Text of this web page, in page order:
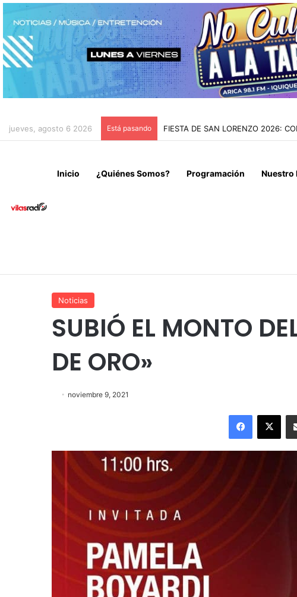
jueves, agosto 6 2026 Está pasando LAVÍN LEÓN DEJA CAPITÁN YÁBER:
Inicio ¿Quiénes Somos? Programación Nuestro
Noticias
SUBIÓ EL MONTO
DE ORO»
noviembre 9, 2021
Facebook
X